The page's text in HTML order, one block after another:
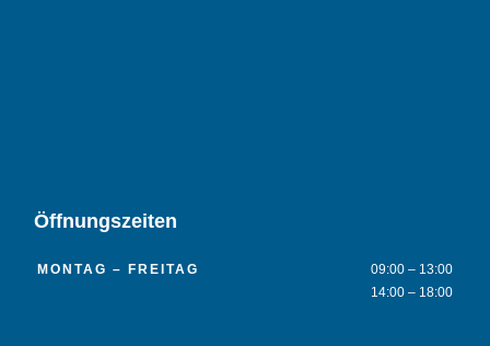
Öffnungszeiten
MONTAG – FREITAG
09:00 – 13:00
14:00 – 18:00